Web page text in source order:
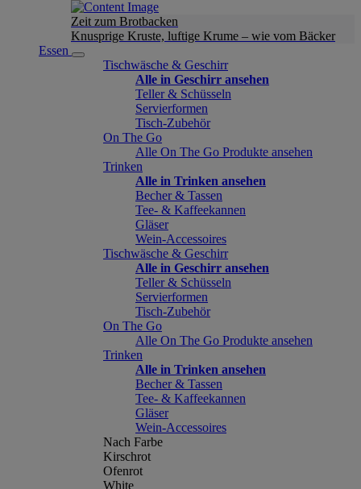
Zeit zum Brotbacken
Knusprige Kruste, luftige Krume – wie vom Bäcker
Essen
Tischwäsche & Geschirr
Alle in Geschirr ansehen
Teller & Schüsseln
Servierformen
Tisch-Zubehör
On The Go
Alle On The Go Produkte ansehen
Trinken
Alle in Trinken ansehen
Becher & Tassen
Tee- & Kaffeekannen
Gläser
Wein-Accessoires
Tischwäsche & Geschirr
Alle in Geschirr ansehen
Teller & Schüsseln
Servierformen
Tisch-Zubehör
On The Go
Alle On The Go Produkte ansehen
Trinken
Alle in Trinken ansehen
Becher & Tassen
Tee- & Kaffeekannen
Gläser
Wein-Accessoires
Nach Farbe
Kirschrot
Ofenrot
White